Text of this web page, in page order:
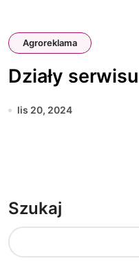
Agroreklama
Działy serwisu
lis 20, 2024
Szukaj